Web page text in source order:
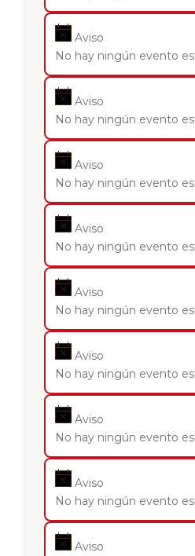
Aviso
No hay ningún evento
Aviso
No hay ningún evento
Aviso
No hay ningún evento
Aviso
No hay ningún evento
Aviso
No hay ningún evento
Aviso
No hay ningún evento
Aviso
No hay ningún evento
Aviso
No hay ningún evento
Aviso